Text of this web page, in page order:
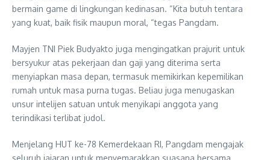
bermain game di lingkungan kedinasan. “Kita butuh tentara
yang kuat, baik fisik maupun moral, “tegas Pangdam.
Mayjen TNI Piek Budyakto juga mengingatkan prajurit untuk
bersyukur atas pekerjaan dan gaji yang diterima serta
menyiapkan masa depan, termasuk memikirkan kepemilikan
rumah untuk masa purna tugas. Beliau juga menugaskan
unsur intelijen satuan untuk menyikapi anggota yang
terindikasi terlibat judol.
Menjelang HUT ke-78 Kemerdekaan RI, Pangdam mengajak
seluruh jajaran untuk menyemarakkan suasana bersama